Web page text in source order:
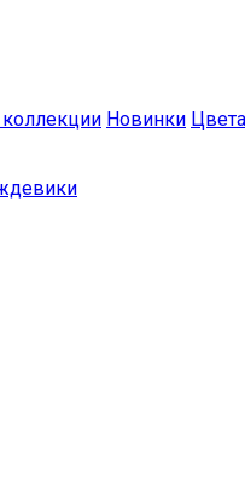
Новинки Цвета